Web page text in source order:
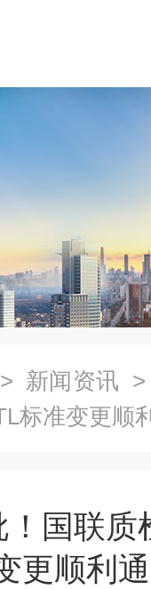
> 新闻资讯
标准变更顺
国联质
更顺利